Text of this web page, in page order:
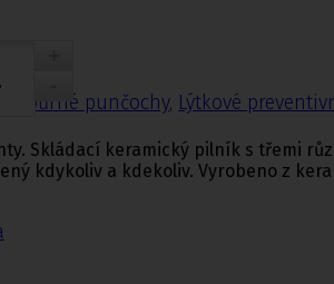
punčochy, Lýtkové
Skládací keramický pilník s třemi
kdykoliv a kdekoliv. Vyrobeno z